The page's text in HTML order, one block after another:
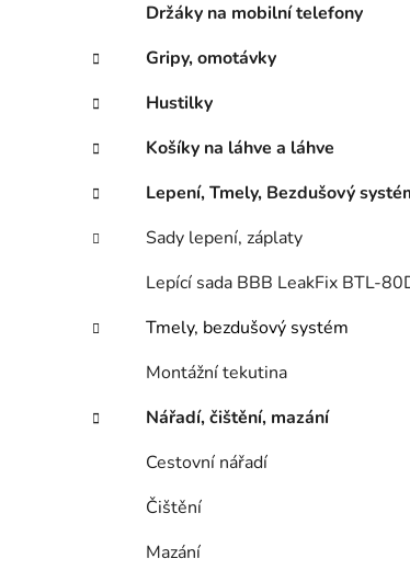
Držáky na mobilní telefony
Gripy, omotávky
Hustilky
Košíky na láhve a láhve
Lepení, Tmely, Bezdušový
Sady lepení, záplaty
Lepící sada BBB LeakFix BTL-
Tmely, bezdušový systém
Montážní tekutina
Nářadí, čištění, mazání
Cestovní nářadí
Čištění
Mazání